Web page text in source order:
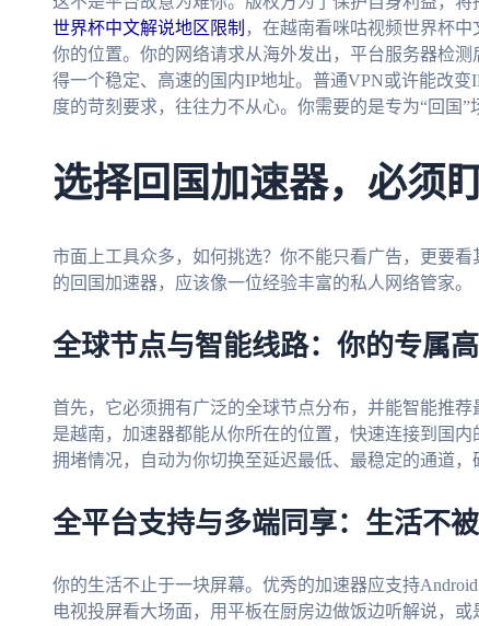
世界杯中文解说地区限制 ，在越南看咪咕视频世界杯
你的位置。你的网络请求从海外发出，平台服务器检
得一个稳定、高速的国内IP地址。普通VPN或许能改
度的苛刻要求，往往力不从心。你需要的是专为“回国”
选择回国加速器，必须
市面上工具众多，如何挑选？你不能只看广告，更要
的回国加速器，应该像一位经验丰富的私人网络管家。
全球节点与智能线路：你的专属
首先，它必须拥有广泛的全球节点分布，并能智能推
是越南，加速器都能从你所在的位置，快速连接到国
拥堵情况，自动为你切换至延迟最低、最稳定的通道，
全平台支持与多端同享：生活不
你的生活不止于一块屏幕。优秀的加速器应支持
电视投屏看大场面，用平板在厨房边做饭边听解说，